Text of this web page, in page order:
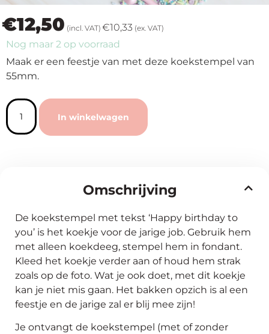
Outlet
€12,50 (incl. VAT) €10,33 (ex. VAT)
Nog maar 2 op voorraad
Maak er een feestje van met deze koekstempel van
55mm.
In winkelwagen
Omschrijving
De koekstempel met tekst ‘Happy birthday to
you’ is het koekje voor de jarige job. Gebruik hem
met alleen koekdeeg, stempel hem in fondant.
Kleed het koekje verder aan of houd hem strak
zoals op de foto. Wat je ook doet, met dit koekje
kan je niet mis gaan. Het bakken opzich is al een
feestje en de jarige zal er blij mee zijn!
Je ontvangt de koekstempel (met of zonder